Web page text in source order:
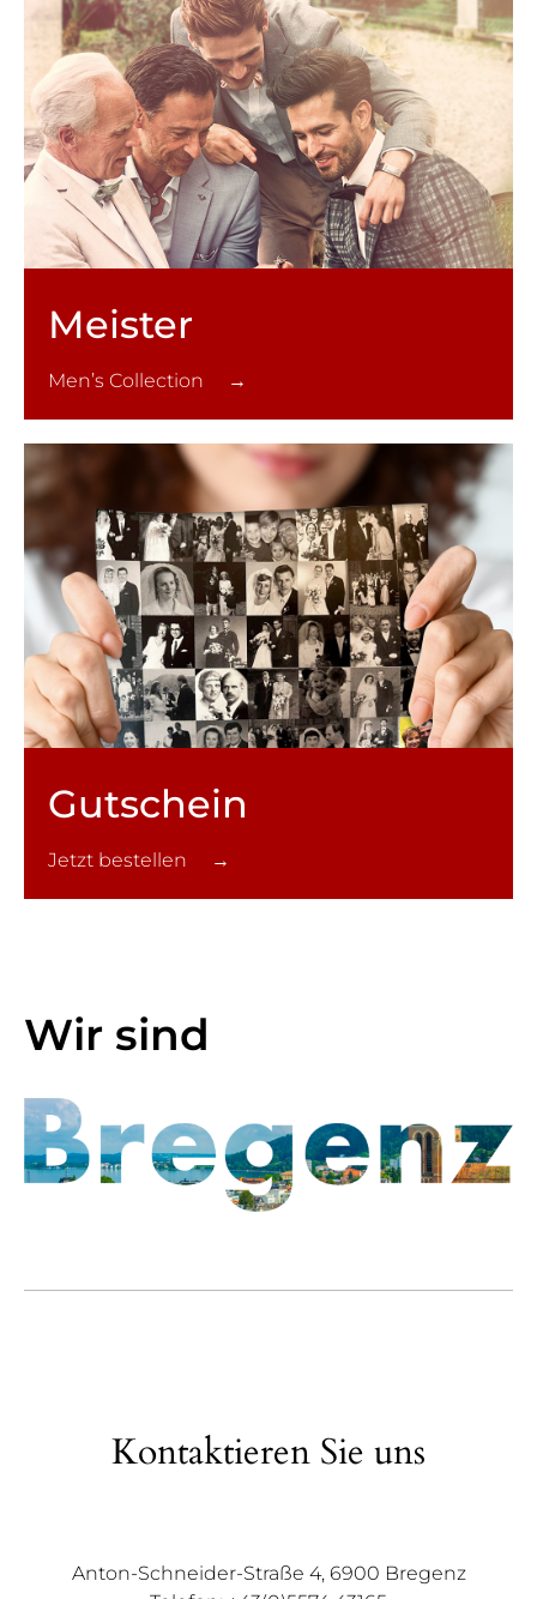
Meister
Men’s Collection →
Gutschein
Jetzt bestellen →
Wir sind
Kontaktieren Sie uns
Anton-Schneider-Straße 4, 6900 Bregenz